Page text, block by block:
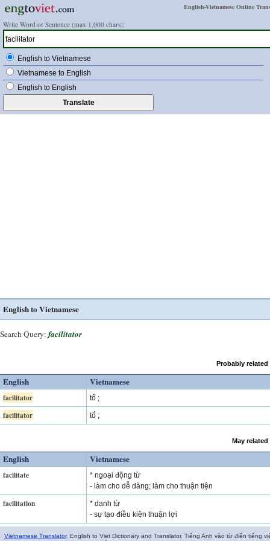
English-Vietnamese Online
Write Word or Sentence (max 1,000 chars):
English to Vietnamese
Vietnamese to English
English to English
English to Vietnamese
Search Query: facilitator
Probably
English Vietnamese
facilitator tổ ;
facilitator tổ ;
May
English Vietnamese
facilitate
* ngoại động từ
- làm cho dễ dàng; làm cho thuận tiện
facilitation
* danh từ
- sự tạo điều kiện thuận lợi
Vietnamese Translator. English to Viet Dictionary and Translator. Tiếng Anh vào từ điển tiếng